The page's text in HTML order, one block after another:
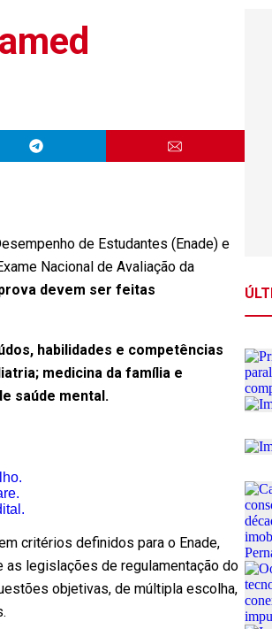
de Estudantes (Enade) e
Nacional de Avaliação da
devem ser feitas
habilidades e competências
medicina da família e
saúde mental.
critérios definidos para o Enade,
as legislações de regulamentação do
objetivas, de múltipla escolha,